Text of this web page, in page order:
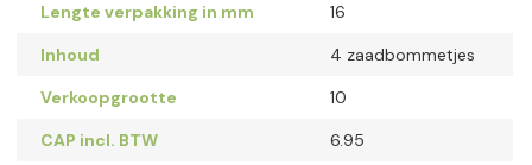
Lengte verpakking in mm
16
Inhoud
4 zaadbommetjes
Verkoopgrootte
10
CAP incl. BTW
6.95